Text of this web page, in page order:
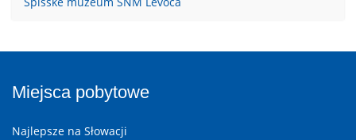
Miejsca pobytowe
Najlepsze na Słowacji